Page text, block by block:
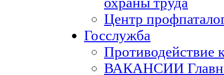
Центр
Госслужба
Противодействие
ВАКАНСИИ